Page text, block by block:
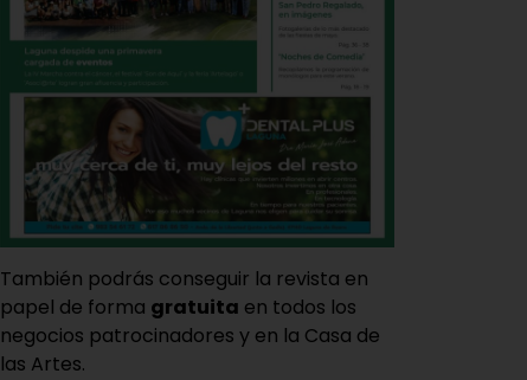
También podrás conseguir la revista en
papel de forma gratuita en todos los
negocios patrocinadores y en la Casa de
las Artes.